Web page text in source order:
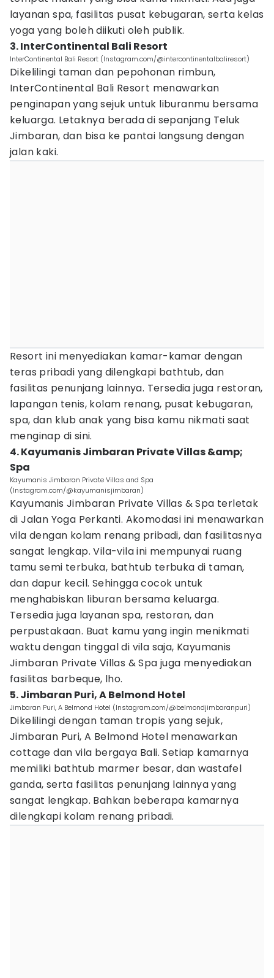
layanan spa, fasilitas pusat kebugaran, serta kelas
yoga yang boleh diikuti oleh publik.
3. InterContinental Bali Resort
InterContinental Bali Resort (Instagram.com/@intercontinentalbaliresort)
Dikelilingi taman dan pepohonan rimbun,
InterContinental Bali Resort menawarkan
penginapan yang sejuk untuk liburanmu bersama
keluarga. Letaknya berada di sepanjang Teluk
Jimbaran, dan bisa ke pantai langsung dengan
jalan kaki.
Resort ini menyediakan kamar-kamar dengan
teras pribadi yang dilengkapi bathtub, dan
fasilitas penunjang lainnya. Tersedia juga restoran,
lapangan tenis, kolam renang, pusat kebugaran,
spa, dan klub anak yang bisa kamu nikmati saat
menginap di sini.
4. Kayumanis Jimbaran Private Villas &amp;
Spa
Kayumanis Jimbaran Private Villas and Spa
(Instagram.com/@kayumanisjimbaran)
Kayumanis Jimbaran Private Villas & Spa terletak
di Jalan Yoga Perkanti. Akomodasi ini menawarkan
vila dengan kolam renang pribadi, dan fasilitasnya
sangat lengkap. Vila-vila ini mempunyai ruang
tamu semi terbuka, bathtub terbuka di taman,
dan dapur kecil. Sehingga cocok untuk
menghabiskan liburan bersama keluarga.
Tersedia juga layanan spa, restoran, dan
perpustakaan. Buat kamu yang ingin menikmati
waktu dengan tinggal di vila saja, Kayumanis
Jimbaran Private Villas & Spa juga menyediakan
fasilitas barbeque, lho.
5. Jimbaran Puri, A Belmond Hotel
Jimbaran Puri, A Belmond Hotel (Instagram.com/@belmondjimbaranpuri)
Dikelilingi dengan taman tropis yang sejuk,
Jimbaran Puri, A Belmond Hotel menawarkan
cottage dan vila bergaya Bali. Setiap kamarnya
memiliki bathtub marmer besar, dan wastafel
ganda, serta fasilitas penunjang lainnya yang
sangat lengkap. Bahkan beberapa kamarnya
dilengkapi kolam renang pribadi.